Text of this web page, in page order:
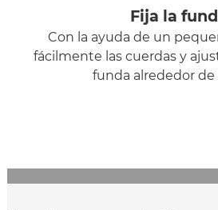
Fija la
Con la ayuda de un
fácilmente las cuerdas y
funda alrededor de